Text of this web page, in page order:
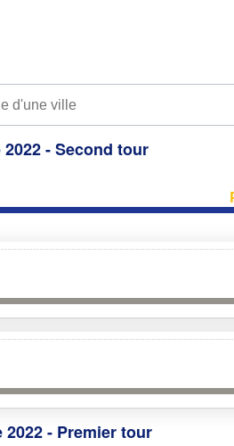
- Second tour
- Premier tour